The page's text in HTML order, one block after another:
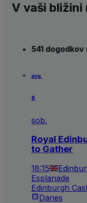
V vaši bližini
541
avg.
8
sob.
Royal
to Gather
18:15
Esplanade
Edinburgh
Danes